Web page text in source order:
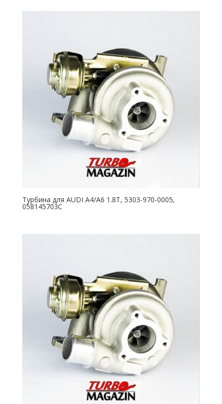
Турбина для AUDI A4/A6 1.8T, 5303-970-0005,
058145703C